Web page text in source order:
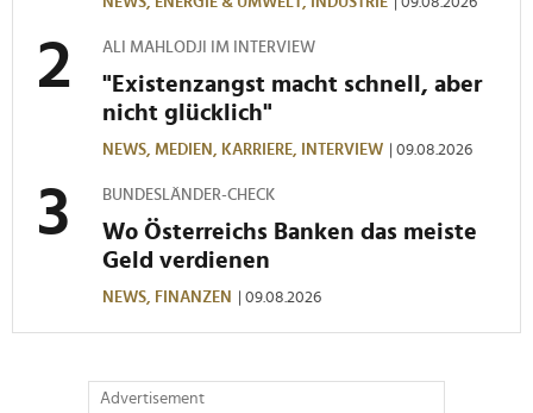
ALI MAHLODJI IM INTERVIEW
"Existenzangst macht schnell, aber
nicht glücklich"
NEWS, MEDIEN, KARRIERE, INTERVIEW | 09.08.2026
BUNDESLÄNDER-CHECK
Wo Österreichs Banken das meiste
Geld verdienen
NEWS, FINANZEN | 09.08.2026
Advertisement